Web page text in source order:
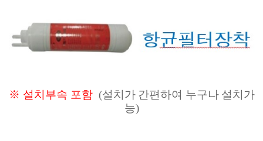
※ 설치부속 포함 (설치가 간편하여 누구나 설치가
능)